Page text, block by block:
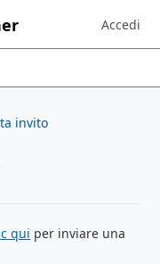
Sign in to
Accedi
invito
qui per inviare una